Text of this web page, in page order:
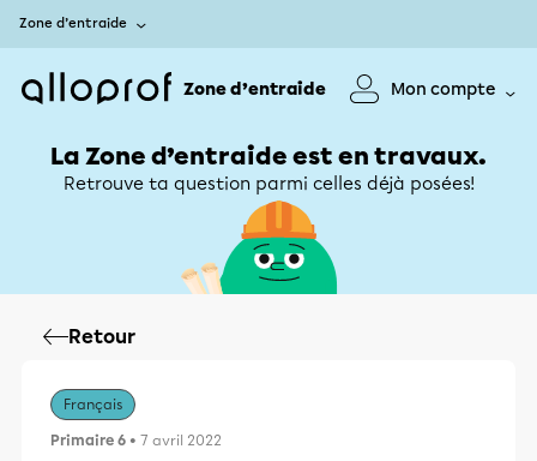
Zone d’entraide
Zone d’entraide Mon compte
La Zone d’entraide est en travaux.
Retrouve ta question parmi celles déjà posées!
Retour
Français
Primaire 6 • 7 avril 2022